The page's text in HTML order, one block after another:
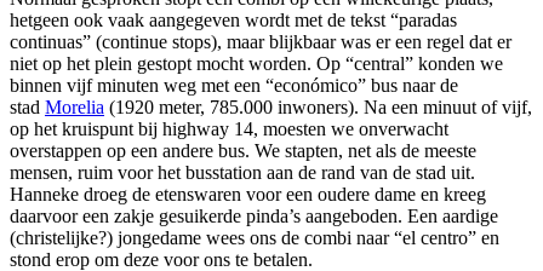
hetgeen ook vaak aangegeven wordt met de tekst “paradas
continuas” (continue stops), maar blijkbaar was er een regel dat er
niet op het plein gestopt mocht worden. Op “central” konden we
binnen vijf minuten weg met een “económico” bus naar de
stad Morelia (1920 meter, 785.000 inwoners). Na een minuut of vijf,
op het kruispunt bij highway 14, moesten we onverwacht
overstappen op een andere bus. We stapten, net als de meeste
mensen, ruim voor het busstation aan de rand van de stad uit.
Hanneke droeg de etenswaren voor een oudere dame en kreeg
daarvoor een zakje gesuikerde pinda’s aangeboden. Een aardige
(christelijke?) jongedame wees ons de combi naar “el centro” en
stond erop om deze voor ons te betalen.